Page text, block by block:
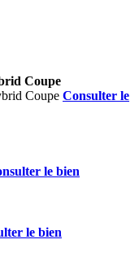
Coupe
Consulter le
le bien
le bien